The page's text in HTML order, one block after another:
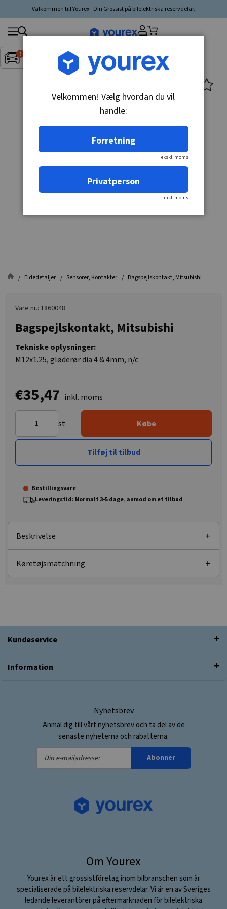
Välkommen till Yourex - Din Grossist på bilelektriska reservdelar.
Inget fordon valt▼
Søg
produkt,
producent,
Eldedetaljer Sensorer, Kontakter Bagspejlskontakt, Mitsubishi
Vare nr.: 1860048
Bagspejlskontakt, Mitsubishi
Tekniske oplysninger:
M12x1.25, gløderør dia 4 & 4mm, n/c
€35,47 inkl. moms
st Købe
Tilføj til tilbud
Bestillingsvare
Leveringstid: Normalt 3-5 dage, anmod om et tilbud
Beskrivelse
Køretøjsmatchning
Kundeservice
Information
Nyhetsbrev
Anmäl dig till vårt nyhetsbrev och ta del av de
senaste nyheterna och rabatterna.
Din
e-
Abonner
Om Yourex
Yourex är ett grossistföretag inom bilbranschen som är
specialiserade på bilelektriska reservdelar. Vi är en av Sveriges
ledande leverantörer på eftermarknaden för bilelektriska
Velkommen! Vælg hvordan du vil
handle:
Forretning
ekskl. moms
Privatperson
inkl. moms